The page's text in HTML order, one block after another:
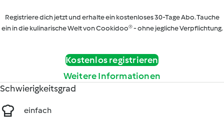
Registriere dich jetzt und erhalte ein kostenloses 30-Tage Abo. Tauche
ein in die kulinarische Welt von Cookidoo® - ohne jegliche Verpflichtung.
Kostenlos registrieren
Weitere Informationen
Schwierigkeitsgrad
einfach